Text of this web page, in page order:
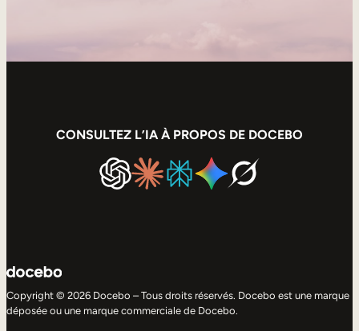
CONSULTEZ L’IA À PROPOS DE DOCEBO
Copyright © 2026 Docebo – Tous droits réservés. Docebo est une marque
déposée ou une marque commerciale de Docebo.